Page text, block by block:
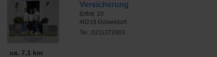
ca. 7,1 km
Versicherung
Erftstr. 20
40219 Düsseldorf
Tel.: 0211372003